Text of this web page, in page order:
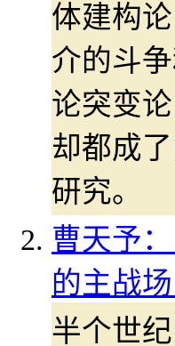
体建构
介的斗
论突变
却都成
研究。
曹天予
的主战场
半个世